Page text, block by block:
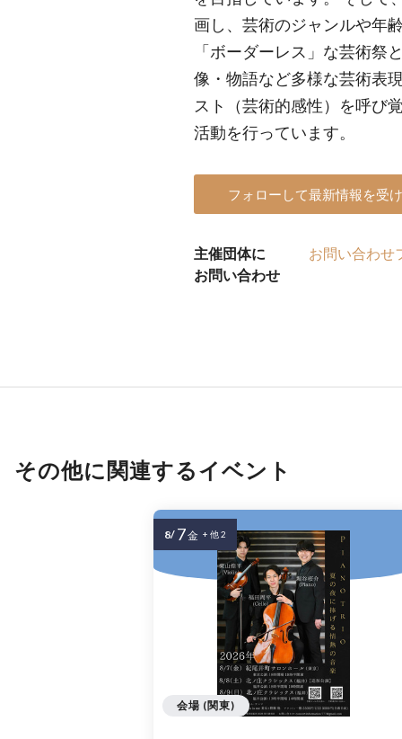
画し、芸術のジャンルや年
「ボーダーレス」な芸術祭
像・物語など多様な芸術表
スト（芸術的感性）を呼び
活動を行っています。
フォローして最新情報を受
主催団体に
お問い合わせ
お問い合わせ
その他に関連するイベント
会場 (関東)
8/ 7金 + 他 2